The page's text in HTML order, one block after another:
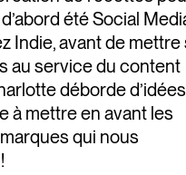
été Social
Indie, avant de mettre
au service du content
déborde
à mettre en avant les
qui nous